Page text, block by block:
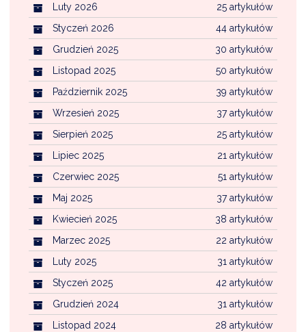
25 artykułów
Luty 2026
44 artykułów
Styczeń 2026
30 artykułów
Grudzień 2025
50 artykułów
Listopad 2025
39 artykułów
Październik 2025
37 artykułów
Wrzesień 2025
25 artykułów
Sierpień 2025
21 artykułów
Lipiec 2025
51 artykułów
Czerwiec 2025
37 artykułów
Maj 2025
38 artykułów
Kwiecień 2025
22 artykułów
Marzec 2025
31 artykułów
Luty 2025
42 artykułów
Styczeń 2025
31 artykułów
Grudzień 2024
28 artykułów
Listopad 2024